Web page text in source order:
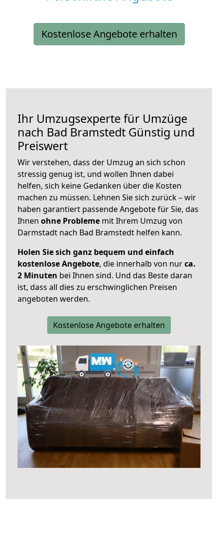
Kostenlose Angebote erhalten
Ihr Umzugsexperte für Umzüge
nach Bad Bramstedt Günstig und
Preiswert
Wir verstehen, dass der Umzug an sich schon
stressig genug ist, und wollen Ihnen dabei
helfen, sich keine Gedanken über die Kosten
machen zu müssen. Lehnen Sie sich zurück – wir
haben garantiert passende Angebote für Sie, das
Ihnen ohne Probleme mit Ihrem Umzug von
Darmstadt nach Bad Bramstedt helfen kann.
Holen Sie sich ganz bequem und einfach
kostenlose Angebote, die innerhalb von nurca.
2 Minuten bei Ihnen sind. Und das Beste daran
ist, dass all dies zu erschwinglichen Preisen
angeboten werden.
Kostenlose Angebote erhalten